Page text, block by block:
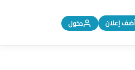
الإنجليزية
إعلان دخول